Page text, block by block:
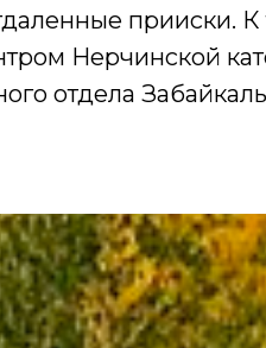
прииски.
Нерчинской
отдела